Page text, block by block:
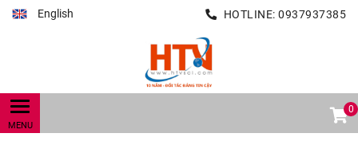
English HOTLINE: 0937937385
0